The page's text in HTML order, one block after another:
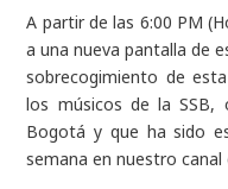
A partir de las 6:00 PM
a una nueva pantalla de
sobrecogimiento de
los músicos de la
Bogotá y que ha sido
semana en nuestro canal